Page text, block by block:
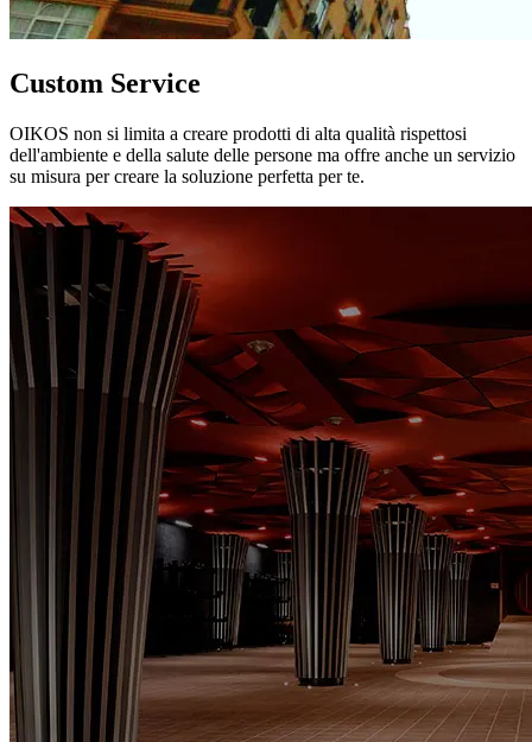
Custom Service
OIKOS non si limita a creare prodotti di alta qualità rispettosi
dell'ambiente e della salute delle persone ma offre anche un servizio
su misura per creare la soluzione perfetta per te.